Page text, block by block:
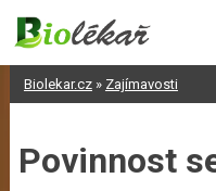
Skip
content
Biolekar.cz» Zajímavosti
Povinnost